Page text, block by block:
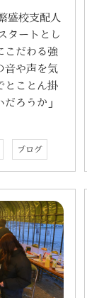
盛校支配人
タートとし
こだわる強
音や声を気
とことん掛
ろうか」
ブログ